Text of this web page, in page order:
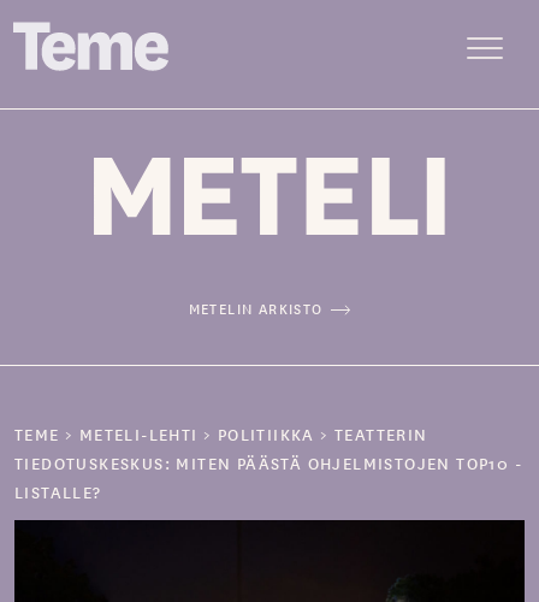
METELIN ARKISTO
TEME > METELI-LEHTI > POLITIIKKA >TEATTERIN
TIEDOTUSKESKUS: MITEN PÄÄSTÄ OHJELMISTOJEN TOP10 -
LISTALLE?